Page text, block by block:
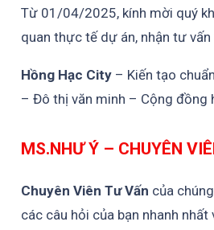
Từ 01/04/2025, kính mời quý
quan thực tế dự án, nhận tư
Hồng Hạc City– Kiến tạo
– Đô thị văn minh – Cộng đồng
MS.NHƯ Ý – CHUYÊN
Chuyên Viên Tư Vấn của
các câu hỏi của bạn nhanh